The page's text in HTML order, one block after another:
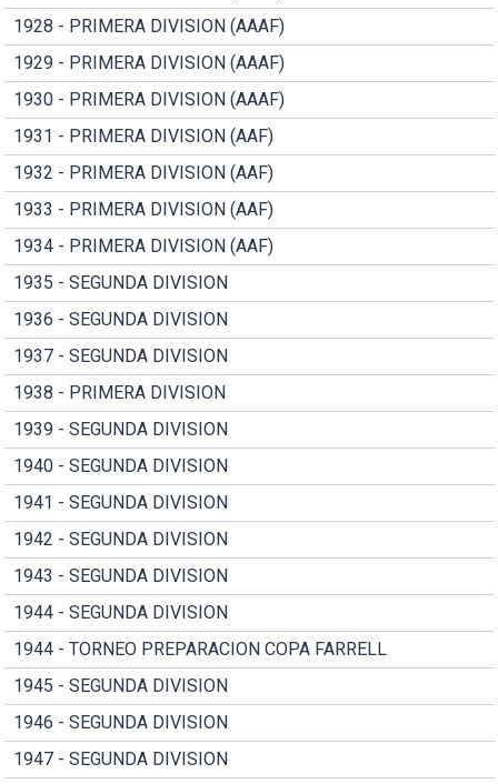
1928 - PRIMERA DIVISION (AAAF)
1929 - PRIMERA DIVISION (AAAF)
1930 - PRIMERA DIVISION (AAAF)
1931 - PRIMERA DIVISION (AAF)
1932 - PRIMERA DIVISION (AAF)
1933 - PRIMERA DIVISION (AAF)
1934 - PRIMERA DIVISION (AAF)
1935 - SEGUNDA DIVISION
1936 - SEGUNDA DIVISION
1937 - SEGUNDA DIVISION
1938 - PRIMERA DIVISION
1939 - SEGUNDA DIVISION
1940 - SEGUNDA DIVISION
1941 - SEGUNDA DIVISION
1942 - SEGUNDA DIVISION
1943 - SEGUNDA DIVISION
1944 - SEGUNDA DIVISION
1944 - TORNEO PREPARACION COPA FARRELL
1945 - SEGUNDA DIVISION
1946 - SEGUNDA DIVISION
1947 - SEGUNDA DIVISION